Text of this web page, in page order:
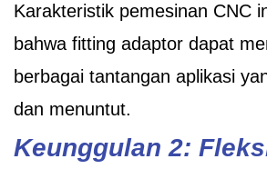
Karakteristik pemesinan CNC
bahwa fitting adaptor dapat
berbagai tantangan aplikasi
dan menuntut.
Keunggulan 2: